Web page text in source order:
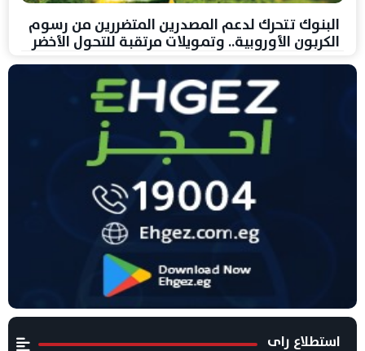
البنوك تتحرك لدعم المصدرين المتضررين من رسوم
الكربون الأوروبية.. وتمويلات مرتقبة للتحول الأخضر
استطلاع راى